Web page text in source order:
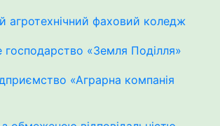
агротехнічний фаховий коледж
«Земля Поділля»
«Аграрна компанія